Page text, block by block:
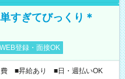
すぎてびっくり＊
WEB登録・面接OK
費 ■昇給あり ■日・週払いOK